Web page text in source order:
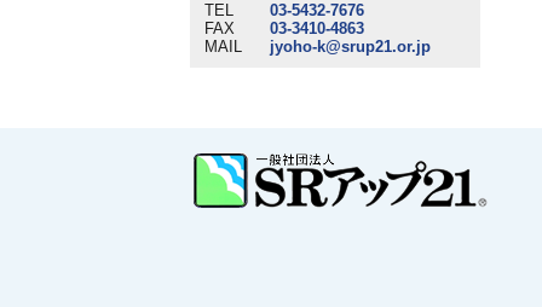
TEL
03-5432-7676
FAX
03-3410-4863
MAIL
jyoho-k@srup21.or.jp